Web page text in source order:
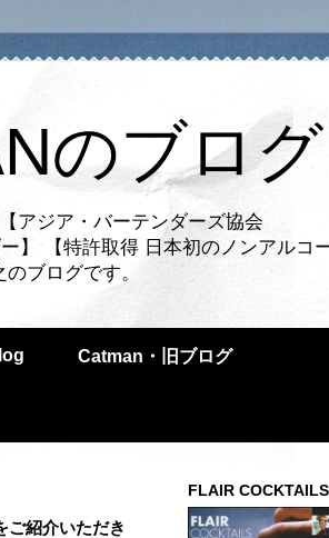
のブログ
アジア・バーテンダーズ協会
】 【特許取得 日本初のノンアルコ
ブログです。
Catman・旧ブログ
ご紹介いただき
FLAIR COCKTAILS